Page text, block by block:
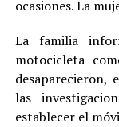
ocasiones. La
La familia
motocicleta
desaparecieron,
las
establecer el